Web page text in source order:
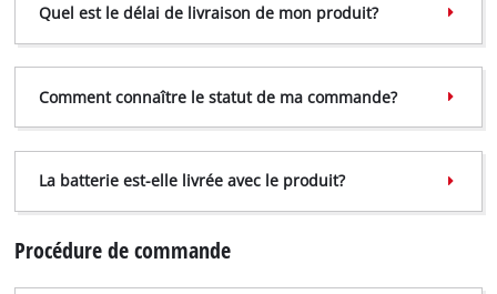
Quel est le délai de livraison de mon produit?
Comment connaître le statut de ma commande?
La batterie est-elle livrée avec le produit?
Procédure de commande